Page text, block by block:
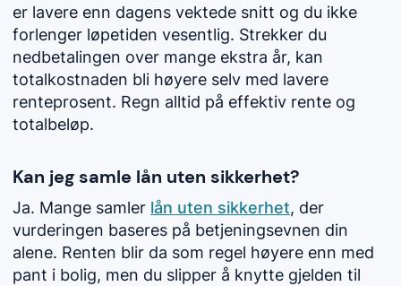
er lavere enn dagens vektede snitt og du ikke
forlenger løpetiden vesentlig. Strekker du
nedbetalingen over mange ekstra år, kan
totalkostnaden bli høyere selv med lavere
renteprosent. Regn alltid på effektiv rente og
totalbeløp.
Kan jeg samle lån uten sikkerhet?
Ja. Mange samler lån uten sikkerhet, der
vurderingen baseres på betjeningsevnen din
alene. Renten blir da som regel høyere enn med
pant i bolig, men du slipper å knytte gjelden til